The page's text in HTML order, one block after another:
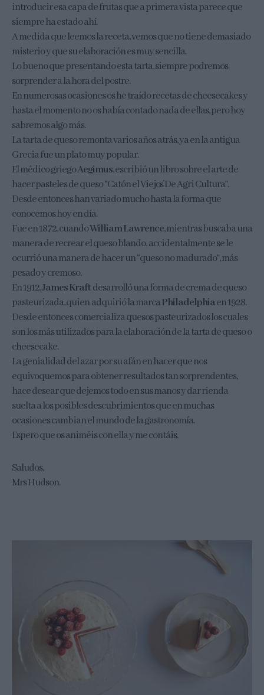
introducir esa capa de frutas que a primera vista parece que
siempre ha estado ahí.
A medida que leemos la receta, vemos que no tiene demasiado
misterio y que su elaboración es muy sencilla.
Lo bueno que presentando esta tarta, siempre podremos
sorprender a la hora del postre.
En numerosas ocasiones os he traído recetas de cheesecakes y
hasta el momento no os había contado nada de ellas, pero hoy
sabremos algo más.
La tarta de queso remonta varios años atrás, ya en la antigua
Grecia fue un plato muy popular.
El médico griegoAegimus, escribió un libro sobre el arte de
hacer pasteles de queso “Catón el Viejo´s De Agri Cultura”.
Desde entonces han variado mucho hasta la forma que
conocemos hoy en día.
Fue en 1872, cuandoWilliam Lawrence, mientras buscaba una
manera de recrear el queso blando, accidentalmente se le
ocurrió una manera de hacer un “queso no madurado”, más
pesado y cremoso.
En 1912,James Kraftdesarrolló una forma de crema de queso
pasteurizada, quien adquirió la marcaPhiladelphiaen 1928.
Desde entonces comercializa quesos pasteurizados los cuales
son los más utilizados para la elaboración de la tarta de queso o
cheesecake.
La genialidad del azar por su afán en hacer que nos
equivoquemos para obtener resultados tan sorprendentes,
hace desear que dejemos todo en sus manos y dar rienda
suelta a los posibles descubrimientos que en muchas
ocasiones cambian el mundo de la gastronomía.
Espero que os animéis con ella y me contáis.
Saludos,
Mrs Hudson.